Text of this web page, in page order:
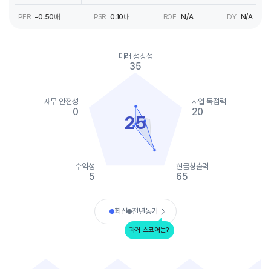
PER -0.50배 PSR 0.10배 ROE N/A DY N/A
25
미래 성장성
35
사업 독점력
20
현금창출력
65
수익성
5
재무 안전성
0
End of interactive chart.
최신 전년동기
과거 스코어는?
라이온델바젤 인더스트리즈 웨스트레이크